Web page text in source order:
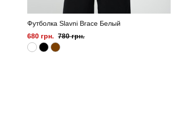
Футболка Slavni Brace Белый
680 грн. 780 грн.